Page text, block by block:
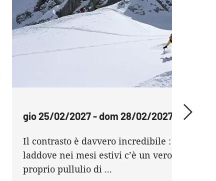
gio 25/02/2027 - dom 28/02/2027
Il contrasto è davvero incredibile :
laddove nei mesi estivi c’è un vero e
proprio pullulio di ...